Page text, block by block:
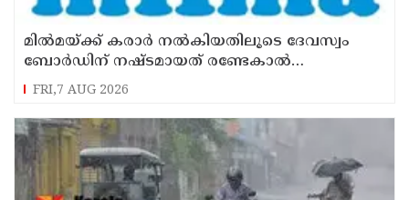
മില്‍മയ്ക്ക് കരാര്‍ നല്‍കിയതിലൂടെ ദേവസ്വം
ബോര്‍ഡിന് നഷ്ടമായത് രണ്ടേകാല്‍
കോടിയിലധികം രൂപ
FRI,7 AUG 2026